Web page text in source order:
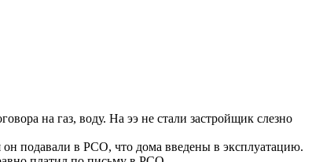
на газ, воду. На ээ не стали застройщик слезно
он подавали в РСО, что дома введены в эксплуатацию.